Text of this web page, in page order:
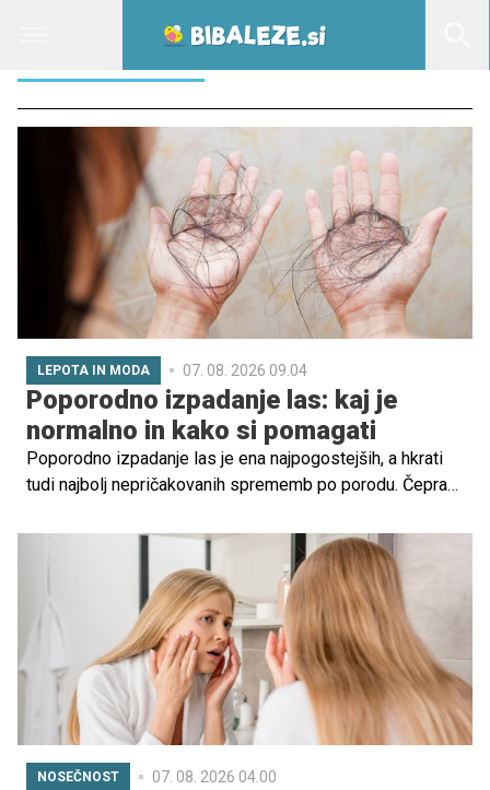
NOSEČNOSTJO
LEPOTA IN MODA 07. 08. 2026 09.04
Poporodno izpadanje las: kaj je
normalno in kako si pomagati
Poporodno izpadanje las je ena najpogostejših, a hkrati
tudi najbolj nepričakovanih sprememb po porodu. Čeprav
povsem normalen in začasen pojav, ki ga povzročijo
hormonske spremembe po nosečnosti.
NOSEČNOST 07. 08. 2026 04.00